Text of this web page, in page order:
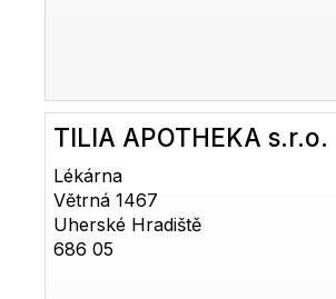
TILIA APOTHEKA s.r.o.
Lékárna
Větrná 1467
Uherské Hradiště
686 05